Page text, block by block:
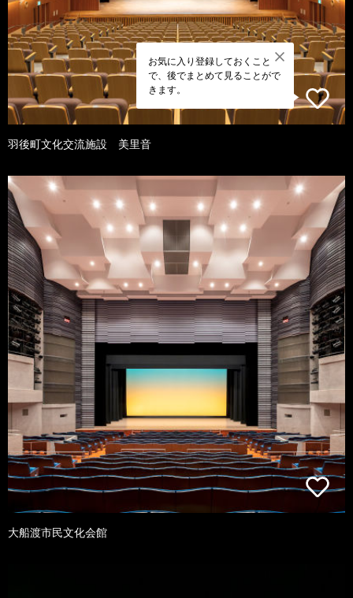
お気に入り登録しておくこと
で、後でまとめて見ることがで
きます。
羽後町文化交流施設 美里音
大船渡市民文化会館